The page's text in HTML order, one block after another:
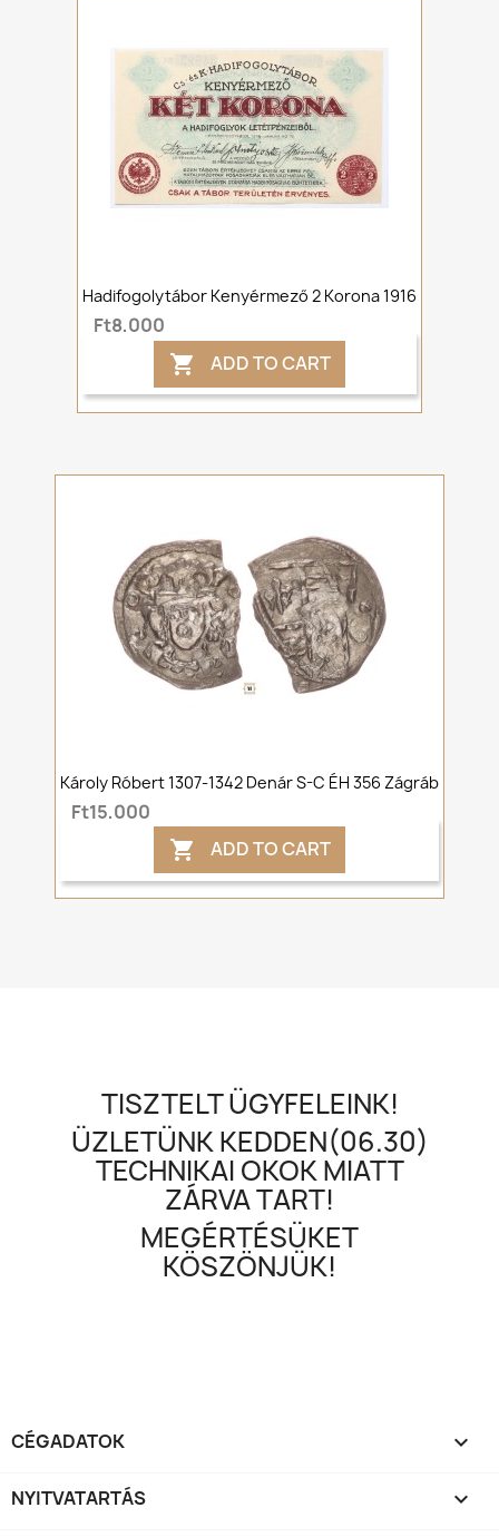
Hadifogolytábor Kenyérmező 2 Korona 1916
Ft8,000
 ADD TO CART
Károly Róbert 1307-1342 Denár S-C ÉH 356 Zágráb
Ft15,000
 ADD TO CART
TISZTELT ÜGYFELEINK!
ÜZLETÜNK KEDDEN(06.30)
TECHNIKAI OKOK MIATT
ZÁRVA TART!
MEGÉRTÉSÜKET
KÖSZÖNJÜK!
CÉGADATOK 
NYITVATARTÁS 